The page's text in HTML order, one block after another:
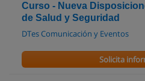
Curso - Nueva
de Salud y Seguridad
DTes Comunicación y Eventos
Solicita